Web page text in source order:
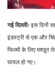
नई दिल्लीः इस दिनों
इंडस्ट्री से एक और
फिल्मों के लिए मशहूर
घायल हो गए।